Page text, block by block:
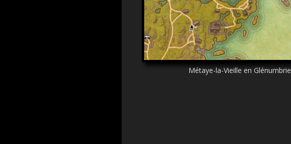
Métaye-la-Vieille en Glénumbrie